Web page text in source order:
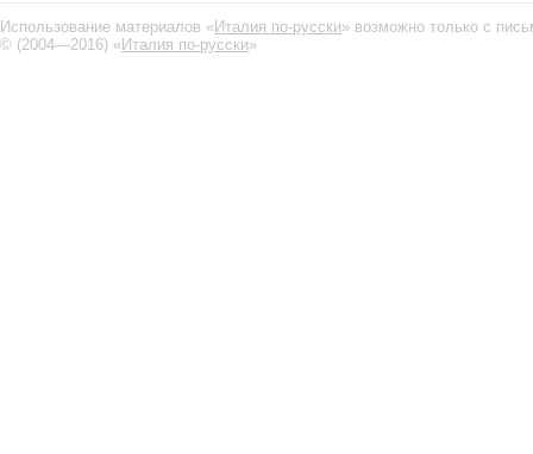
Использование материалов «Италия по-русски» возможно только с
© (2004—2016) «Италия по-русски»